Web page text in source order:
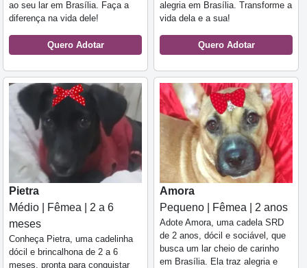
ao seu lar em Brasília. Faça a
diferença na vida dele!
Quero Adotar
alegria em Brasília. Transforme a
vida dela e a sua!
Quero Adotar
Pietra
Médio | Fêmea | 2 a 6
meses
Conheça Pietra, uma cadelinha
dócil e brincalhona de 2 a 6
meses, pronta para conquistar
Amora
Pequeno | Fêmea | 2 anos
Adote Amora, uma cadela SRD
de 2 anos, dócil e sociável, que
busca um lar cheio de carinho
em Brasília. Ela traz alegria e